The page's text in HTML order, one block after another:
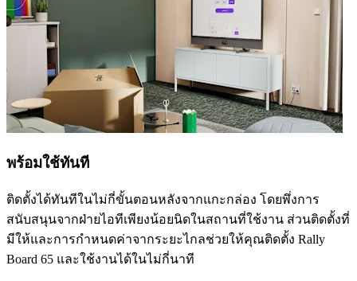
พร้อมใช้ทันที
ติดตั้งได้ทันทีในไม่กี่ขั้นตอนหลังจากแกะกล่อง โดยพึ่งการ
สนับสนุนจากฝ่ายไอทีเพียงน้อยนิดในสถานที่ใช้งาน ส่วนติดตั้งที่
มีให้และการกำหนดค่าจากระยะไกลช่วยให้คุณติดตั้ง Rally
Board 65 และใช้งานได้ในไม่กี่นาที